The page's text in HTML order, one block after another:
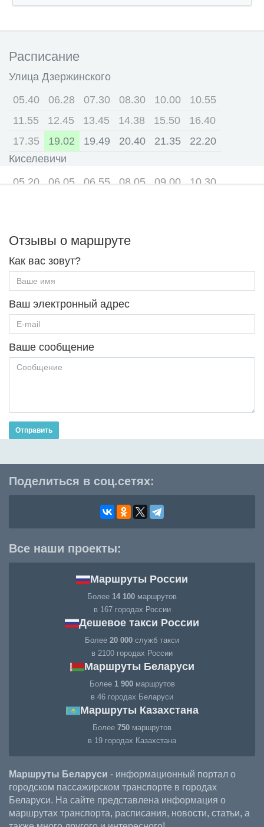
Расписание
Улица Дзержинского
05.40
06.28 07.30 08.30 10.00
10.55
11.55
12.45 13.45 14.38 15.50
16.40
17.35
19.02 19.49 20.40 21.35
22.20
Киселевичи
05.20
06.05 06.55 08.05 09.00
10.30
Отзывы о маршруте
Как вас зовут?
Ваш электронный адрес
Ваше сообщение
Отправить
Поделиться в соц.сетях:
Все наши проекты:
Маршруты России
Более 14 100 маршрутов
в 167 городах России
Дешевое такси России
Более 20 000 служб такси
в 2100 городах России
Маршруты Беларуси
Более 1 900маршрутов
в 46 городах Беларуси
Маршруты Казахстана
Более 750 маршрутов
в 19 городах Казахстана
Маршруты Беларуси - информационный портал о
городском пассажирском транспорте в городах
Беларуси. На сайте представлена информация о
маршрутах транспорта, расписания, новости, статьи, а